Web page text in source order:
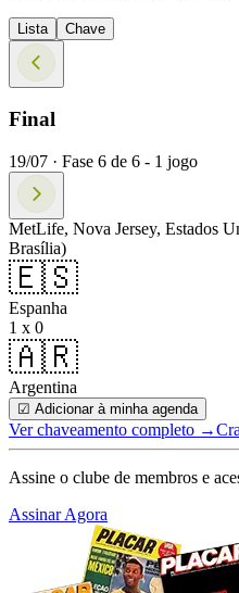
Lista Chave
Final
19/07 · Fase 6 de 6 - 1 jogo
MetLife, Nova Jersey, Estados
Brasília)
🇪🇸
Espanha
1 x 0
🇦🇷
Argentina
☑ Adicionar à minha agenda
Ver chaveamento completo →
Assine o clube de membros e
Assinar Agora